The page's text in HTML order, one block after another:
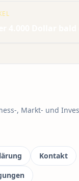
, Markt- und
Kontakt